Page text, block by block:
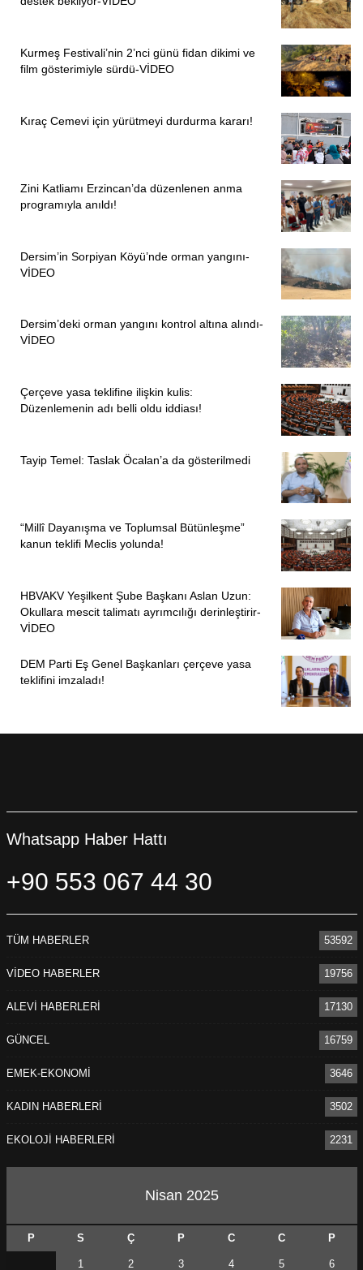
Kurmeş Festivali’nin 2’nci günü fidan dikimi ve
film gösterimiyle sürdü-VİDEO
Kıraç Cemevi için yürütmeyi durdurma kararı!
Zini Katliamı Erzincan’da düzenlenen anma
programıyla anıldı!
Dersim’in Sorpiyan Köyü’nde orman yangını-
VİDEO
Dersim’deki orman yangını kontrol altına alındı-
VİDEO
Çerçeve yasa teklifine ilişkin kulis:
Düzenlemenin adı belli oldu iddiası!
Tayip Temel: Taslak Öcalan’a da gösterilmedi
“Millî Dayanışma ve Toplumsal Bütünleşme”
kanun teklifi Meclis yolunda!
HBVAKV Yeşilkent Şube Başkanı Aslan Uzun:
Okullara mescit talimatı ayrımcılığı derinleştirir-
VİDEO
DEM Parti Eş Genel Başkanları çerçeve yasa
teklifini imzaladı!
Whatsapp Haber Hattı
+90 553 067 44 30
TÜM HABERLER 53592
VİDEO HABERLER 19756
ALEVİ HABERLERİ 17130
GÜNCEL 16759
EMEK-EKONOMİ 3646
KADIN HABERLERİ 3502
EKOLOJİ HABERLERİ 2231
Nisan 2025
P S Ç P C C P
1 2 3 4 5 6